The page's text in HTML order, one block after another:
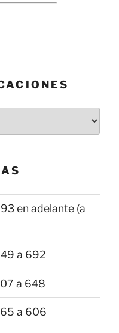
en adelante (a
a 692
a 648
a 606